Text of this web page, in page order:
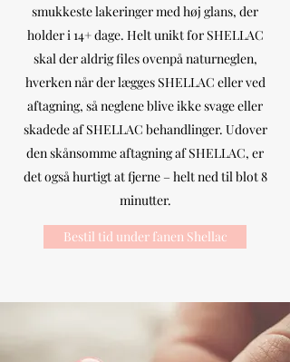
smukkeste lakeringer med høj glans, der
holder i 14+ dage. Helt unikt for SHELLAC
skal der aldrig files ovenpå naturneglen,
hverken når der lægges SHELLAC eller ved
aftagning, så neglene blive ikke svage eller
skadede af SHELLAC behandlinger. Udover
den skånsomme aftagning af SHELLAC, er
det også hurtigt at fjerne – helt ned til blot 8
minutter.
Bestil tid under fanen Shellac